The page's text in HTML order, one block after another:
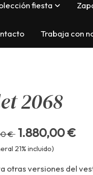
fiesta
Trabaja con
2068
€ 1.880,00 €
21% incluido)
otras versiones del